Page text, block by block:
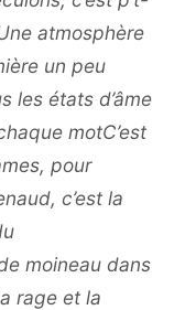
atmosphère
un peu
les états d’âme
motC’est
pour
c’est la
moineau dans
rage et la